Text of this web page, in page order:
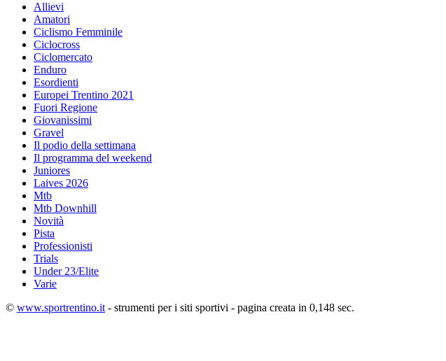
Allievi
Amatori
Ciclismo Femminile
Ciclocross
Ciclomercato
Enduro
Esordienti
Europei Trentino 2021
Fuori Regione
Giovanissimi
Gravel
Il podio della settimana
Il programma del weekend
Juniores
Laives 2026
Mtb
Mtb Downhill
Novità
Pista
Professionisti
Trials
Under 23/Elite
Varie
© www.sportrentino.it - strumenti per i siti sportivi - pagina creata in 0,148 sec.